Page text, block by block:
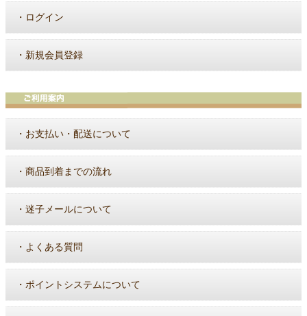
・ ログイン
・ 新規会員登録
・ お支払い・配送について
・ 商品到着までの流れ
・ 迷子メールについて
・ よくある質問
・ ポイントシステムについて